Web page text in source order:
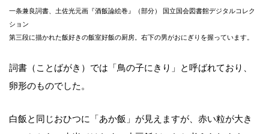
一条兼良詞書、土佐光元画『酒飯論絵巻』（部分） 国立国会図書館デジタルコレク
ション
第三段に描かれた飯好きの飯室好飯の厨房。右下の男がおにぎりを握っています。
詞書（ことばがき）では「鳥の子にきり」と呼ばれており、
卵形のものでした。
白飯と同じおひつに「あか飯」が見えますが、赤い粒が大き